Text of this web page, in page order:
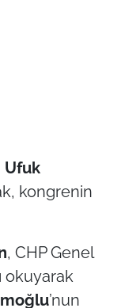
Ufuk
kongrenin
, CHP Genel
okuyarak
’nun